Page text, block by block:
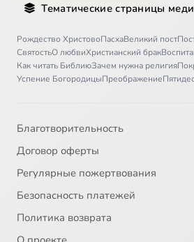
Тематические страницы
Рождество ХристовоПасхаВеликий пост
СвятостьО любвиХристианский брак
Как читать БиблиюЗачем нужна религия
Успение БогородицыПреображение
Благотворительность
Договор оферты
Регулярные пожертвования
Безопасность платежей
Политика возврата